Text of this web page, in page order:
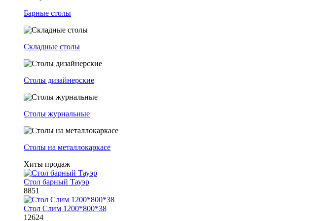
Барные столы
Складные столы
Столы дизайнерские
Столы журнальные
Столы на металлокаркасе
Хиты продаж
Стол барный Тауэр
8851
Стол Слим 1200*800*38
12624